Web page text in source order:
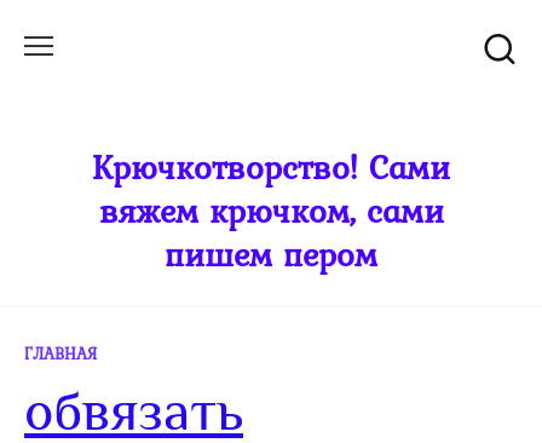
Крючкотворство! Сами
вяжем крючком, сами
пишем пером
ГЛАВНАЯ
обвязать